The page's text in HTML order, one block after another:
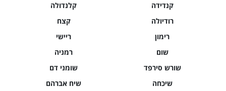
קלנדולה
קנדידה
קצח
רודיולה
ריישי
רימון
רמניה
שום
שומני דם
שורש סירפד
שיח אברהם
שיכחה